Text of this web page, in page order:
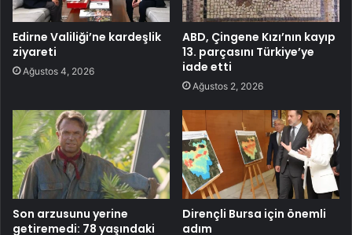
Edirne Valiliği’ne kardeşlik
ziyareti
Ağustos 4, 2026
ABD, Çingene Kızı’nın kayıp
13. parçasını Türkiye’ye
iade etti
Ağustos 2, 2026
Son arzusunu yerine
getiremedi: 78 yaşındaki
Dirençli Bursa için önemli
adım